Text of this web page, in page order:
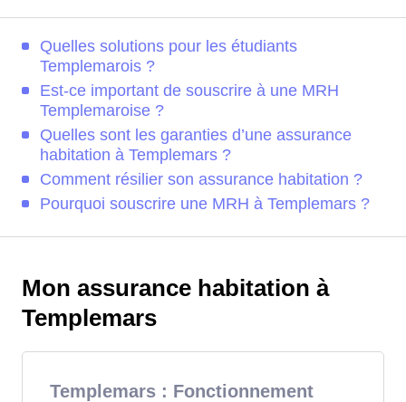
Quelles solutions pour les étudiants
Templemarois ?
Est-ce important de souscrire à une MRH
Templemaroise ?
Quelles sont les garanties d’une assurance
habitation à Templemars ?
Comment résilier son assurance habitation ?
Pourquoi souscrire une MRH à Templemars ?
Mon assurance habitation à
Templemars
Templemars : Fonctionnement